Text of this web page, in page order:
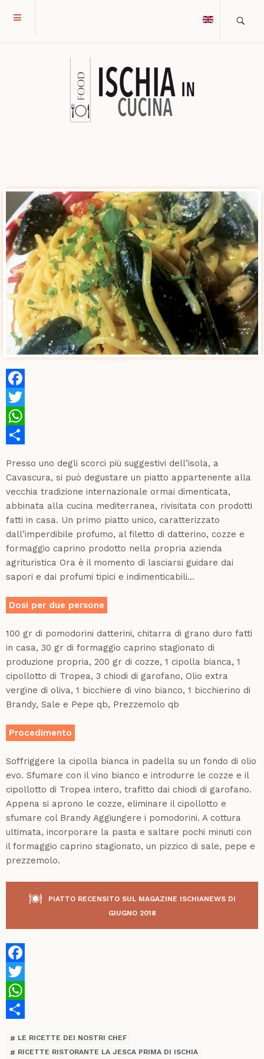
Facebook
Twitter
WhatsApp
Presso uno degli scorci più suggestivi dell’isola, a
Cavascura, si può degustare un piatto appartenente alla
vecchia tradizione internazionale ormai dimenticata,
abbinata alla cucina mediterranea, rivisitata con prodotti
fatti in casa. Un primo piatto unico, caratterizzato
dall’imperdibile profumo, al filetto di datterino, cozze e
formaggio caprino prodotto nella propria azienda
agrituristica Ora è il momento di lasciarsi guidare dai
sapori e dai profumi tipici e indimenticabili...
Dosi per due persone
100 gr di pomodorini datterini, chitarra di grano duro fatti
in casa, 30 gr di formaggio caprino stagionato di
produzione propria, 200 gr di cozze, 1 cipolla bianca, 1
cipollotto di Tropea, 3 chiodi di garofano, Olio extra
vergine di oliva, 1 bicchiere di vino bianco, 1 bicchierino di
Brandy, Sale e Pepe qb, Prezzemolo qb
Procedimento
Soffriggere la cipolla bianca in padella su un fondo di olio
evo. Sfumare con il vino bianco e introdurre le cozze e il
cipollotto di Tropea intero, trafitto dai chiodi di garofano.
Appena si aprono le cozze, eliminare il cipollotto e
sfumare col Brandy Aggiungere i pomodorini. A cottura
ultimata, incorporare la pasta e saltare pochi minuti con
il formaggio caprino stagionato, un pizzico di sale, pepe e
prezzemolo.
PIATTO RECENSITO SUL MAGAZINE ISCHIANEWS DI
GIUGNO 2018
Facebook
Twitter
WhatsApp
LE RICETTE DEI NOSTRI CHEF
RICETTE RISTORANTE LA JESCA PRIMA DI ISCHIA